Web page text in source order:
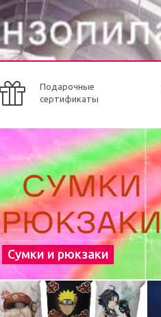
Подарочные
сертификаты
Сумки и рюкзаки